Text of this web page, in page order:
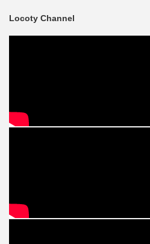
Locoty Channel